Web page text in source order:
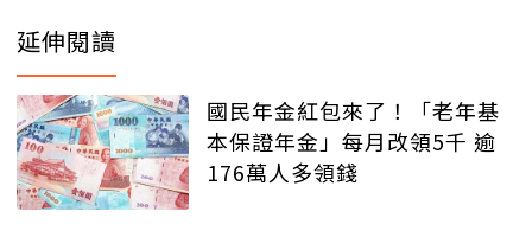
延伸閱讀
國民年金紅包來了！「老年基
本保證年金」每月改領5千 逾
176萬人多領錢